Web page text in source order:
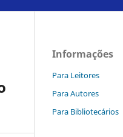
Informações
Para Leitores
Para Autores
Para Bibliotecários